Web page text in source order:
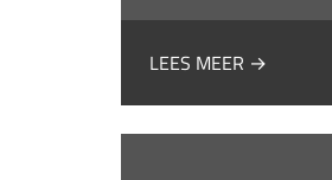
LEES MEER →